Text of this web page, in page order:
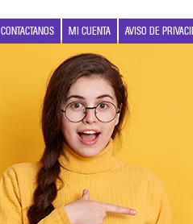
CONTACTANOS MI CUENTA AVISO DE